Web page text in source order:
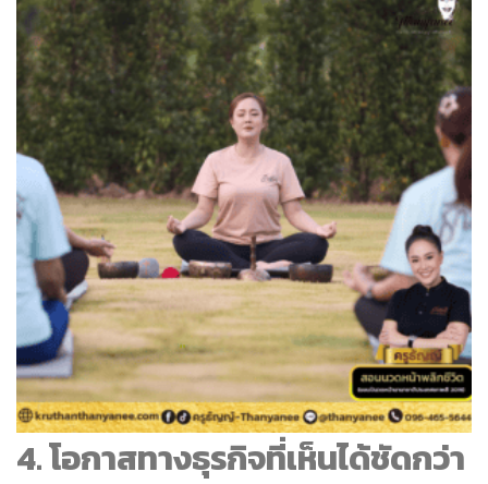
4. โอกาสทางธุรกิจที่เห็นได้ชัดกว่า